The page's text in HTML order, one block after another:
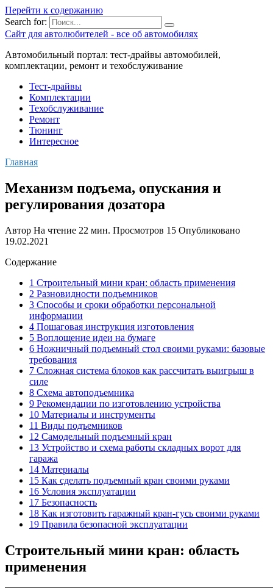
Перейти к содержанию
Search for:
Сайт для автолюбителей - все об автомобилях
Автомобильный портал: тест-драйвы автомобилей,
комплектации, ремонт и техобслуживание
Тест-драйвы
Комплектации
Техобслуживание
Ремонт
Тюнинг
Интересное
Главная
Механизм подъема, опускания и
регулирования дозатора
Автор На чтение 22 мин. Просмотров 15 Опубликовано
19.02.2021
Содержание
1 Строительный мини кран: область применения
2 Разновидности подъемников
3 Способы и сроки обработки персональной
информации
4 Пошаговая инструкция изготовления
5 Воплощение идеи на бумаге
6 Ножничный подъемный стол своими руками: базовые
требования
7 Сложная система блоков как рассчитать выигрыш в
силе
8 Схема автоподъемника
9 Рекомендации по изготовлению устройства
10 Материалы и инструменты
11 Виды подъемников
12 Самодельный подъемный кран
13 Устройство и схема работы складных ворот для
гаража
14 Материалы
15 Как сделать подъемный кран своими руками
16 Условия эксплуатации
17 Безопасность
18 Как изготовить гаражный кран-гусь своими руками
19 Правила безопасной эксплуатации
Строительный мини кран: область
применения